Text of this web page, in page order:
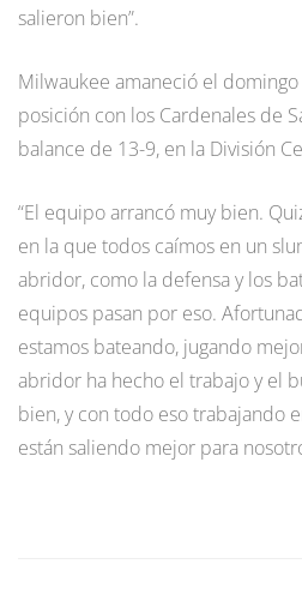
salieron bien”.
Milwaukee amaneció el
posición con los Cardenales de
balance de 13-9, en la División
“El equipo arrancó muy bien.
en la que todos caímos en un
abridor, como la defensa y los
equipos pasan por eso.
estamos bateando, jugando
abridor ha hecho el trabajo y el
bien, y con todo eso trabajando
están saliendo mejor para